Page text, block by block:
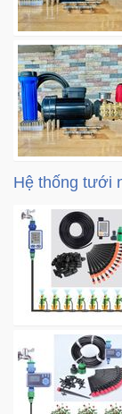
Hệ thống tưới